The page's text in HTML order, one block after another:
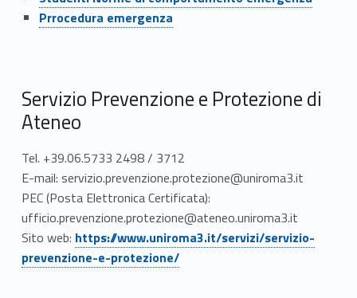
Link identifier #identifier__44701-51
Prrocedura emergenza
Servizio Prevenzione e Protezione di
Ateneo
Tel. +39.06.5733 2498 / 3712
E-mail: servizio.prevenzione.protezione@uniroma3.it
PEC (Posta Elettronica Certificata):
ufficio.prevenzione.protezione@ateneo.uniroma3.it
Sito web: Link identifier #identifier__50924-3https://www.uniroma3.it/servizi/servizio-
prevenzione-e-protezione/